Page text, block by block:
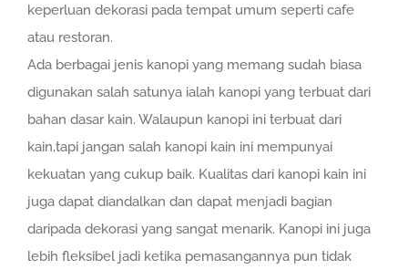
keperluan dekorasi pada tempat umum seperti cafe
atau restoran.
Ada berbagai jenis kanopi yang memang sudah biasa
digunakan salah satunya ialah kanopi yang terbuat dari
bahan dasar kain. Walaupun kanopi ini terbuat dari
kain,tapi jangan salah kanopi kain ini mempunyai
kekuatan yang cukup baik. Kualitas dari kanopi kain ini
juga dapat diandalkan dan dapat menjadi bagian
daripada dekorasi yang sangat menarik. Kanopi ini juga
lebih fleksibel jadi ketika pemasangannya pun tidak